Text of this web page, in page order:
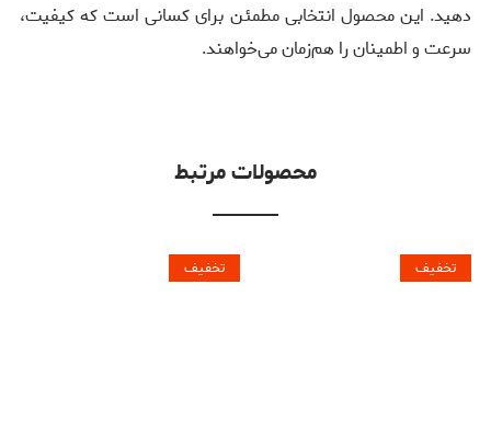
دهید. این محصول انتخابی مطمئن برای کسانی است که کیفیت،
سرعت و اطمینان را هم‌زمان می‌خواهند.
محصولات مرتبط
تخفیف تخفیف